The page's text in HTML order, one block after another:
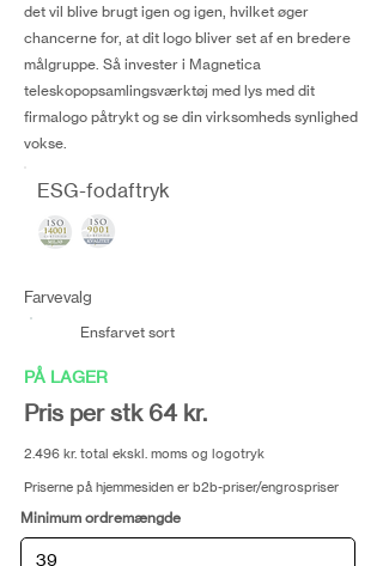
det vil blive brugt igen og igen, hvilket øger
chancerne for, at dit logo bliver set af en bredere
målgruppe. Så invester i Magnetica
teleskopopsamlingsværktøj med lys med dit
firmalogo påtrykt og se din virksomheds synlighed
vokse.
ESG-fodaftryk
Farvevalg
Ensfarvet sort
PÅ LAGER
Pris per stk 64 kr.
2.496 kr. total ekskl. moms og logotryk
Priserne på hjemmesiden er b2b-priser/engrospriser
Minimum ordremængde